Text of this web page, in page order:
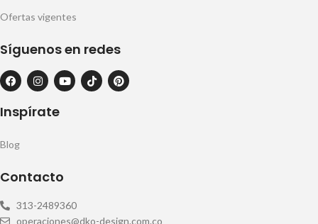
Ofertas vigentes
Síguenos en redes
Inspírate
Blog
Contacto
313-2489360
operaciones@dko-design.com.co